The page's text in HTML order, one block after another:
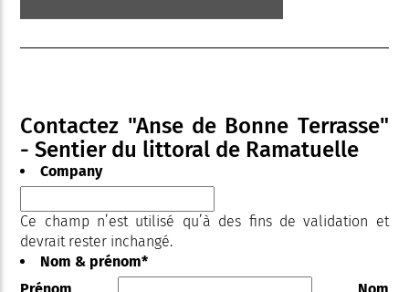
Contactez "Anse de Bonne Terrasse"
- Sentier du littoral de Ramatuelle
Company
Ce champ n’est utilisé qu’à des fins de validation et
devrait rester inchangé.
Nom & prénom*